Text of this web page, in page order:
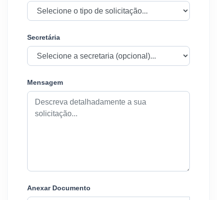
Secretária
Mensagem
Anexar Documento